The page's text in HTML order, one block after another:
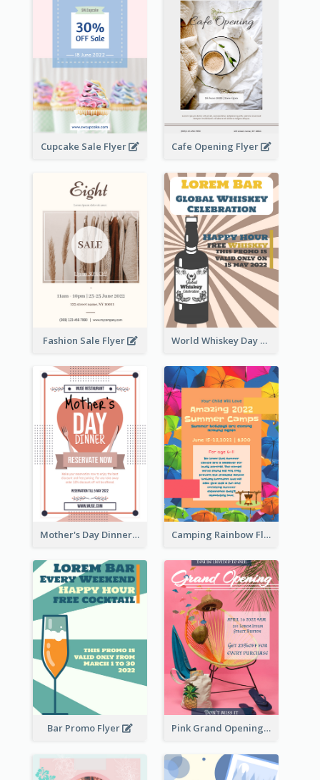
Cupcake Sale Flyer Cafe Opening Flyer
Fashion Sale Flyer World Whiskey Day Promotion Flyer
Mother's Day Dinner Promotion Flyer Camping Rainbow Flyer
Bar Promo Flyer Pink Grand Opening Flyer